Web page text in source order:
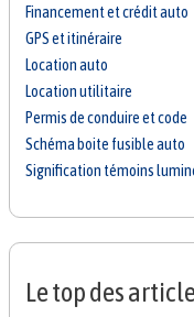
Financement et crédit auto
GPS et itinéraire
Location auto
Location utilitaire
Permis de conduire et code
Schéma boite fusible auto
Signification témoins
Le top des